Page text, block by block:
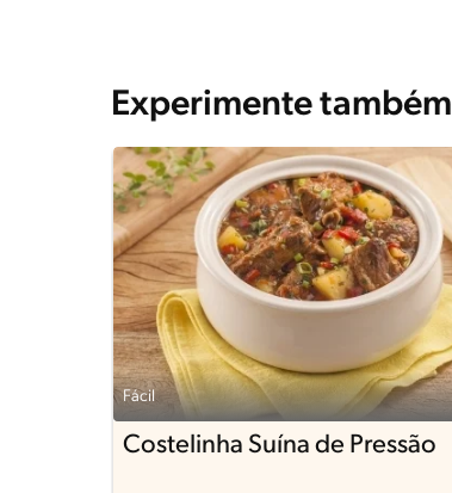
Experimente também
Fácil
Costelinha Suína de Pressão